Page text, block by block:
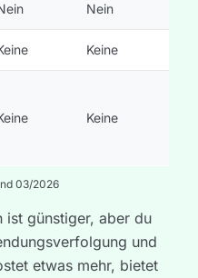
Nein
Keine
Keine
03/2026
ist günstiger, aber du
und
etwas mehr, bietet